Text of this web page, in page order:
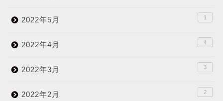
2022年5月 1
2022年4月 4
2022年3月 3
2022年2月 2